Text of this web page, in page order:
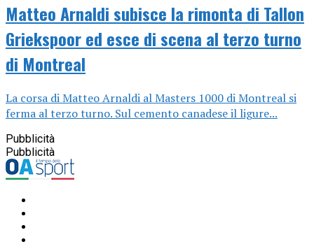
Matteo Arnaldi subisce la rimonta di Tallon
Griekspoor ed esce di scena al terzo turno
di Montreal
La corsa di Matteo Arnaldi al Masters 1000 di Montreal si
ferma al terzo turno. Sul cemento canadese il ligure...
Pubblicità
Pubblicità